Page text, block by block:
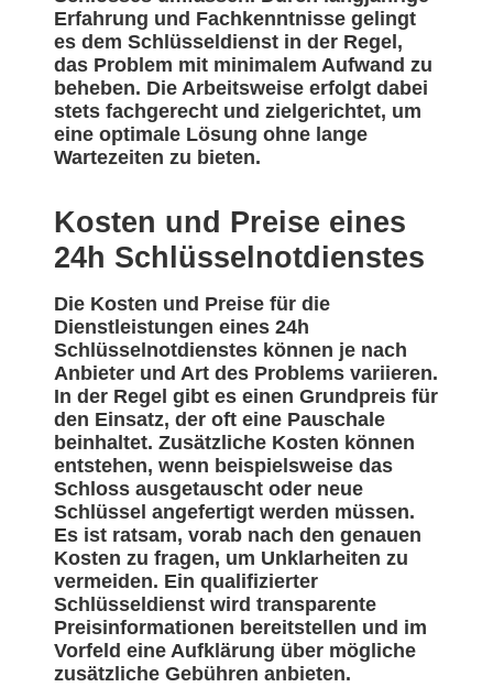
Erfahrung und Fachkenntnisse gelingt
es dem Schlüsseldienst in der Regel,
das Problem mit minimalem Aufwand zu
beheben. Die Arbeitsweise erfolgt dabei
stets fachgerecht und zielgerichtet, um
eine optimale Lösung ohne lange
Wartezeiten zu bieten.
Kosten und Preise eines
24h Schlüsselnotdienstes
Die Kosten und Preise für die
Dienstleistungen eines 24h
Schlüsselnotdienstes können je nach
Anbieter und Art des Problems variieren.
In der Regel gibt es einen Grundpreis für
den Einsatz, der oft eine Pauschale
beinhaltet. Zusätzliche Kosten können
entstehen, wenn beispielsweise das
Schloss ausgetauscht oder neue
Schlüssel angefertigt werden müssen.
Es ist ratsam, vorab nach den genauen
Kosten zu fragen, um Unklarheiten zu
vermeiden. Ein qualifizierter
Schlüsseldienst wird transparente
Preisinformationen bereitstellen und im
Vorfeld eine Aufklärung über mögliche
zusätzliche Gebühren anbieten.